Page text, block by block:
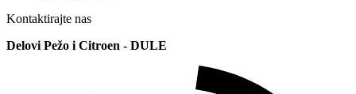
Kontaktirajte nas
Delovi Pežo i Citroen - DULE